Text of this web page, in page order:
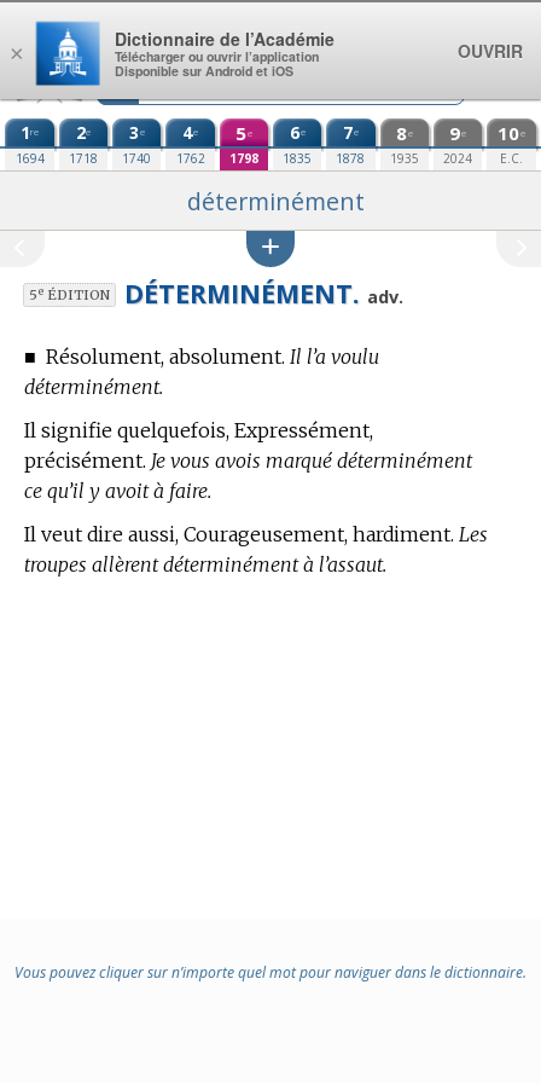
Aller au contenu
1re
1694
2e
1718
3e
1740
4e
1762
5e
1798
6e
1835
7e
1878
8e
1935
9e
2024
10e
E.C.
déterminément
5eÉDITION DÉTERMINÉMENT. adv.
■ Résolument, absolument. Il l’a voulu
déterminément.
Il signifie quelquefois, Expressément,
précisément. Je vous avois marqué déterminément
ce qu’il y avoit à faire.
Il veut dire aussi, Courageusement, hardiment. Les
troupes allèrent déterminément à l’assaut.
Vous pouvez cliquer sur n’importe quel mot pour naviguer dans le dictionnaire.
×
Dictionnaire de l’Académie
Télécharger ou ouvrir l’application
Disponible sur Android et iOS
OUVRIR